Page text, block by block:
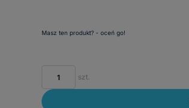
Masz ten produkt? - oceń go!
szt.